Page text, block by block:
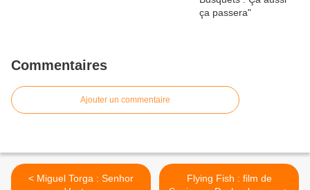
Commentaires
Ajouter un commentaire
< Miguel Torga : Senhor
Flying Fish : film de